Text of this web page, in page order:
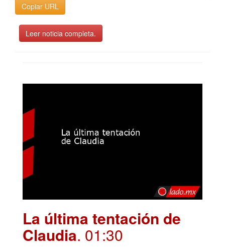
Copiar URL
Leer noticia completa.
La última tentación de
Claudia. 01:30